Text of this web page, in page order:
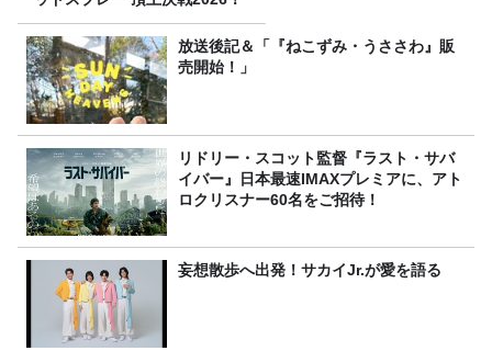
放送後記＆「『ねこずみ・うささわ』販
売開始！」
リドリー・スコット監督『ラスト・サバ
イバー』日本最速IMAXプレミアに、アト
ロクリスナー60名をご招待！
妄想散歩へ出発！サカイJr.が愛を語る